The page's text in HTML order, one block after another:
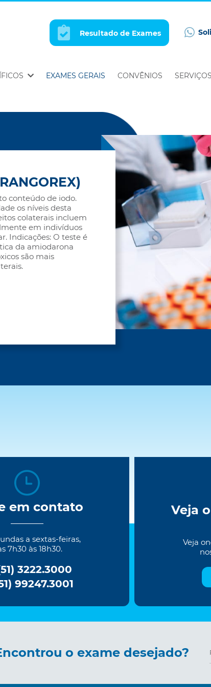
Resultado de Exames
EXAMES GERAIS CONVÊNIOS SERVIÇOS
conteúdo de iodo.
os níveis desta
colaterais incluem
em indivíduos
Indicações: O teste é
da amiodarona
são mais
em contato
a sextas-feiras,
7h30 às 18h30.
3222.3000
99247.3001
Veja
Veja
o exame desejado?